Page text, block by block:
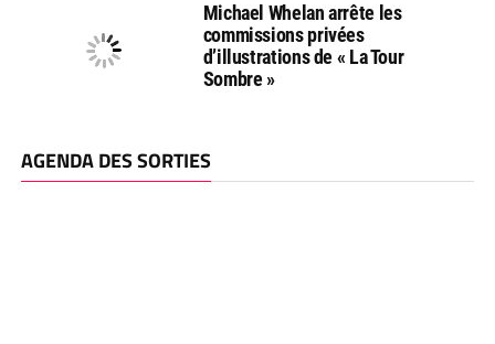
Michael Whelan arrête les
commissions privées
d’illustrations de « La Tour
Sombre »
AGENDA DES SORTIES